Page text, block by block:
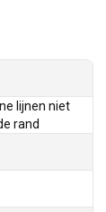
lijnen niet
rand